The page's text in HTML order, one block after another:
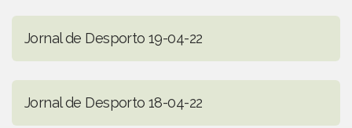
Jornal de Desporto 19-04-22
Jornal de Desporto 18-04-22